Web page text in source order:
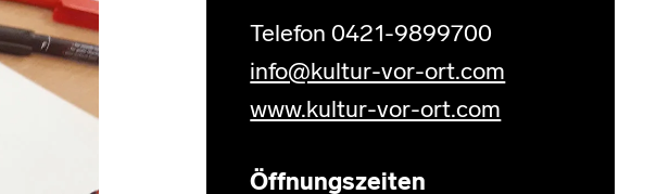
Telefon 0421-9899700
info@kultur-vor-ort.com
www.kultur-vor-ort.com
Öffnungszeiten